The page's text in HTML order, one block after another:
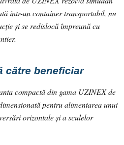
într-un container transportabil, nu
și se redislocă împreună cu
către beneficiar
compactă din gama UZINEX de
pentru alimentarea unui
orizontale și a sculelor